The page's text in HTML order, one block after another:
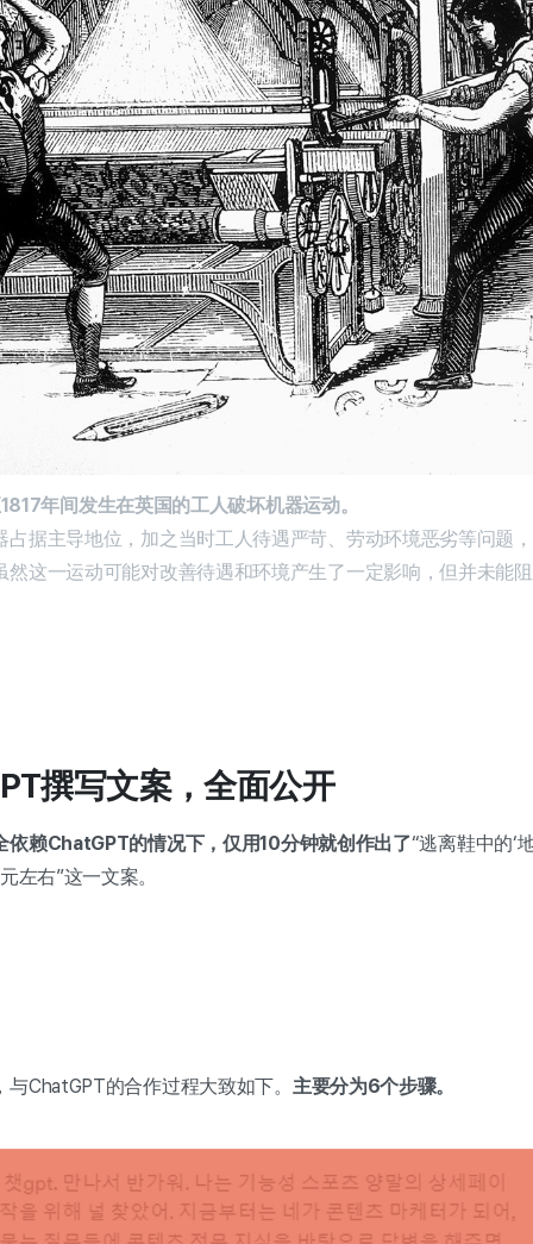
年间发生在英国的工人破坏机器运动。
占据主导地位，加之当时工人待遇严苛、劳动环境恶劣等问题
然这一运动可能对改善待遇和环境产生了一定影响，但并未能
撰写文案，全面公开
依赖ChatGPT的情况下，仅用10分钟就创作出了“逃离鞋中的‘
左右”这一文案。
ChatGPT的合作过程大致如下。 主要分为6个步骤。